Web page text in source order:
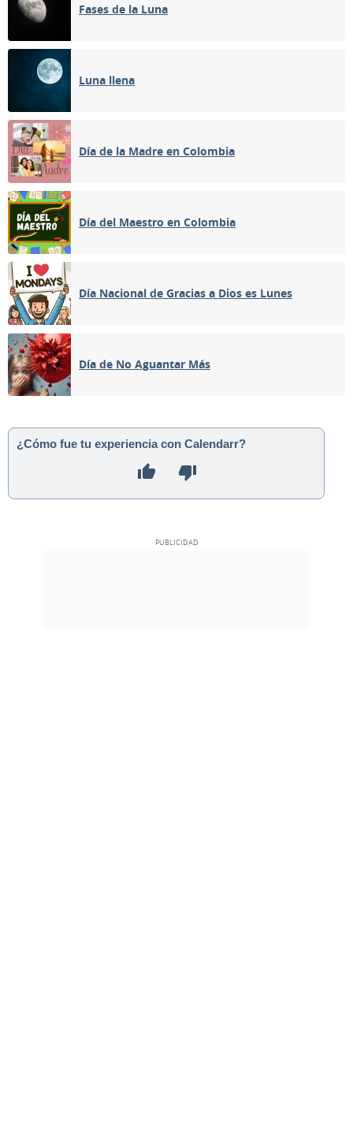
Fases de la Luna
Luna llena
Día de la Madre en Colombia
Día del Maestro en Colombia
Día Nacional de Gracias a Dios es Lunes
Día de No Aguantar Más
¿Cómo fue tu experiencia con Calendarr?